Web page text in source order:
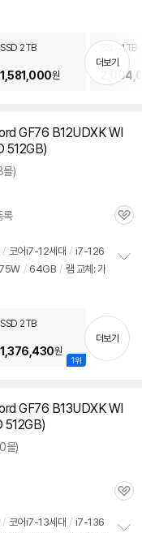
치
기
SSD 2TB
1,581,000원
SSD 4TB
더보기
GF76 B12UDXK WI
512GB)
몰)
록
관
/ 코어i7-12세대 / i7-126
/ 64GB / 램 교체: 가
기
1위
SSD 2TB
1,376,430원
더보기
GF76 B13UDXK WI
512GB)
몰)
관
/ 코어i7-13세대 / i7-136